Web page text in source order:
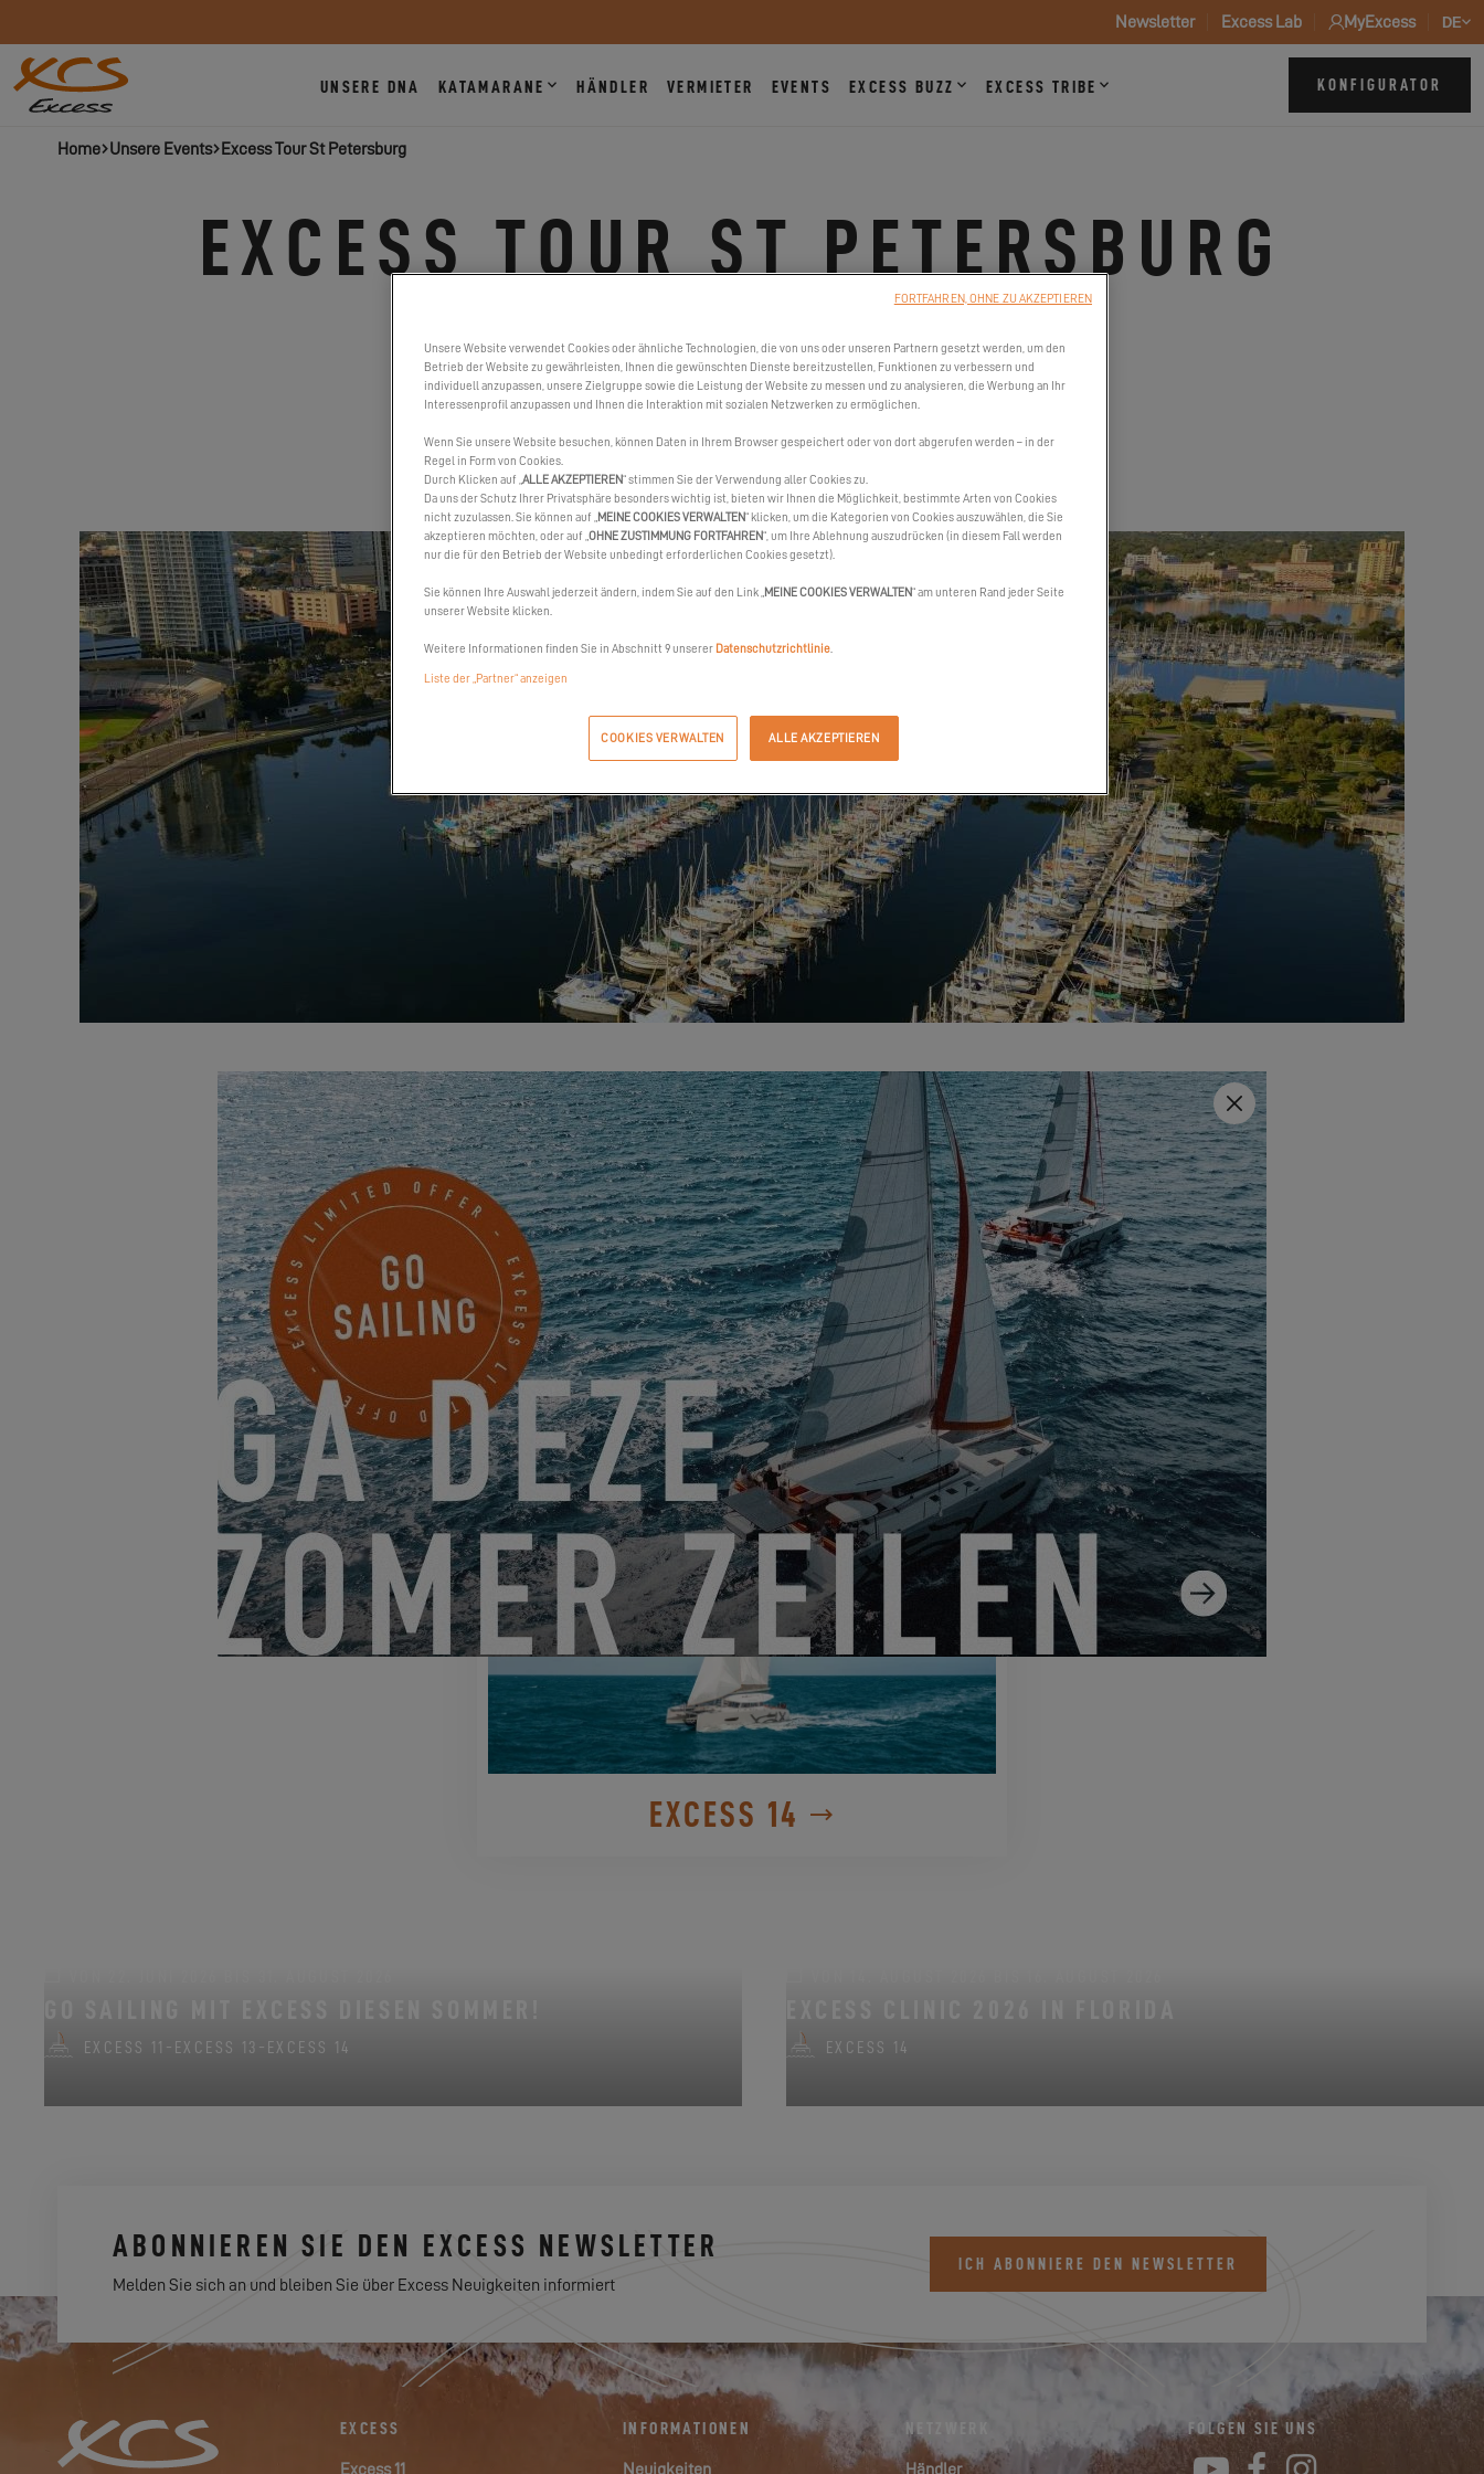
Newsletter Excess Lab MyExcess DE
UNSERE DNA KATAMARANE HÄNDLER VERMIETER EVENTS EXCESS BUZZ EXCESS TRIBE KONFIGURATOR
Home Unsere Events Excess Tour St Petersburg
EXCESS TOUR ST PETERSBURG
ST PETERSBURG, USA | 6500 SPANISH FORT BLVD, NEW ORLEANS, LA 70124
AM 24. MAI 2023
Verpassen Sie nicht die außergewöhnliche Gelegenheit, die Excess 14 bei der von Murray Yacht organisierten Excess Tour in
St. Petersburg am 24. Juni zu erleben. Bei dieser Veranstaltung haben Sie die Möglichkeit, die einzigartigen Eigenschaften
dieses Katamarans zu entdecken und sich gleichzeitig mit den Mitgliedern des Excess-Teams auszutauschen.
Dies ist die perfekte Gelegenheit, um in einen der besten Katamarane auf dem Markt einzutauchen!
MEINE EINLADUNG ANFORDEN
ENTDECKE SIE
EXCESS 14
EXCESS 11 - EXCESS 13 - EXCESS 14 EXCESS 14
ABONNIEREN SIE DEN EXCESS NEWSLETTER
Melden Sie sich an und bleiben Sie über Excess Neuigkeiten informiert
ICH ABONNIERE DEN NEWSLETTER
EXCESS
Excess 11
INFORMATIONEN
Neuigkeiten
NETZWERK
Händler
FOLGEN SIE UNS
Unsere Website verwendet Cookies oder ähnliche Technologien, die von uns oder unseren Partnern gesetzt werden, um den
Betrieb der Website zu gewährleisten, Ihnen die gewünschten Dienste bereitzustellen, Funktionen zu verbessern und
individuell anzupassen, unsere Zielgruppe sowie die Leistung der Website zu messen und zu analysieren, die Werbung an Ihr
Interessenprofil anzupassen und Ihnen die Interaktion mit sozialen Netzwerken zu ermöglichen.
Wenn Sie unsere Website besuchen, können Daten in Ihrem Browser gespeichert oder von dort abgerufen werden – in der
Regel in Form von Cookies.
Durch Klicken auf „ ALLE AKZEPTIEREN“ stimmen Sie der Verwendung aller Cookies zu.
Da uns der Schutz Ihrer Privatsphäre besonders wichtig ist, bieten wir Ihnen die Möglichkeit, bestimmte Arten von Cookies
nicht zuzulassen. Sie können auf „
MEINE COOKIES VERWALTEN“ klicken, um die Kategorien von Cookies auszuwählen, die Sie
akzeptieren möchten, oder auf „ OHNE ZUSTIMMUNG FORTFAHREN“, um Ihre Ablehnung auszudrücken (in diesem Fall werden
nur die für den Betrieb der Website unbedingt erforderlichen Cookies gesetzt).
Sie können Ihre Auswahl jederzeit ändern, indem Sie auf den Link „ MEINE COOKIES VERWALTEN“ am unteren Rand jeder Seite
unserer Website klicken.
Weitere Informationen finden Sie in Abschnitt 9 unserer Datenschutzrichtlinie
Liste der „Partner“ anzeigen
COOKIES VERWALTEN ALLE AKZEPTIEREN
FORTFAHREN, OHNE ZU AKZEPTIEREN
Schließen